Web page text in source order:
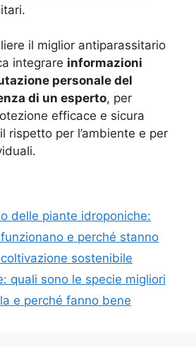
il miglior antiparassitario
integrare informazioni
personale del
di un esperto, per
efficace e sicura
rispetto per l’ambiente e per
delle piante idroponiche:
e perché stanno
sostenibile
quali sono le specie migliori
e perché fanno bene